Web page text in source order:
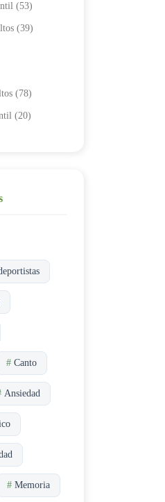
(53)
(39)
(78)
(20)
# Canto
Ansiedad
# Memoria